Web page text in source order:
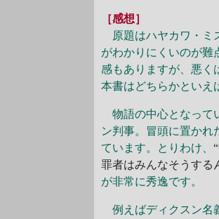
［感想］
原題はハヤカワ・ミ
がわかりにくいのが難
感もありますが、悪く
本書はどちらかといえ
物語の中心となって
ン判事。冒頭に置かれ
ています。とりわけ、
罪者はみんなそうする
が非常に秀逸です。
例えばディクスン名